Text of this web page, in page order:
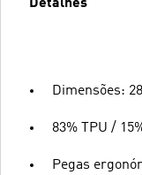
Detalhes
Dimensões:
83% TPU /
Pegas